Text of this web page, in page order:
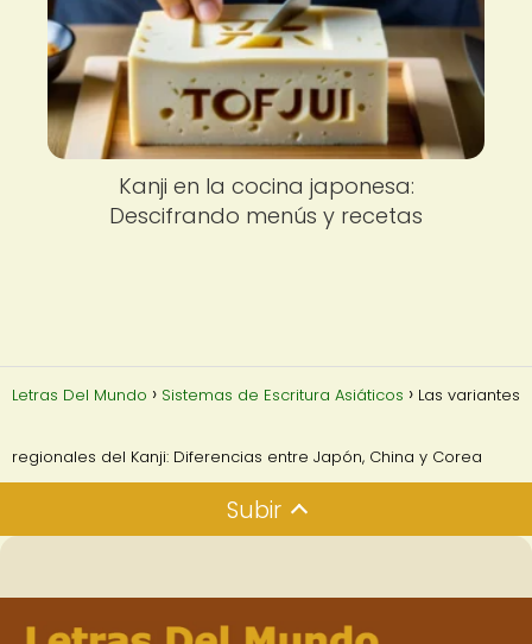
Kanji en la cocina japonesa:
Descifrando menús y recetas
Letras Del Mundo Sistemas de Escritura Asiáticos Las variantes
regionales del Kanji: Diferencias entre Japón, China y Corea
Subir